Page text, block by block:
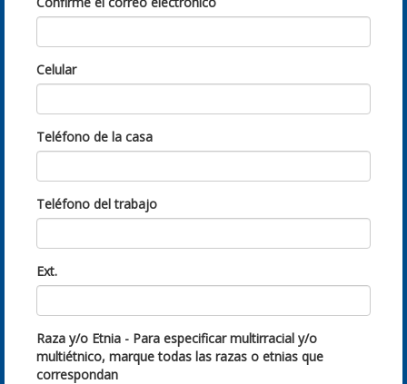
Celular
Teléfono de la casa
Teléfono del trabajo
Ext.
Raza y/o Etnia - Para especificar multirracial y/o
multiétnico, marque todas las razas o etnias que
correspondan